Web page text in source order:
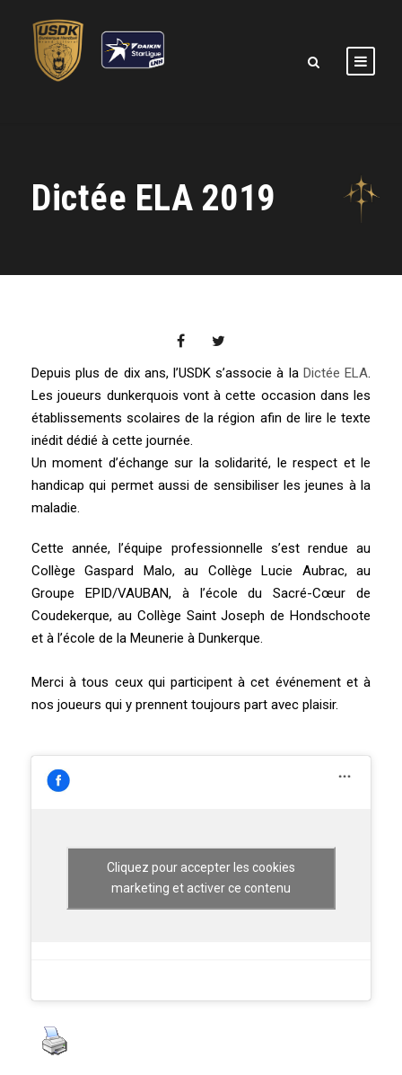
Dictée ELA 2019
Depuis plus de dix ans, l’USDK s’associe à la Dictée ELA.
Les joueurs dunkerquois vont à cette occasion dans les
établissements scolaires de la région afin de lire le texte
inédit dédié à cette journée.
Un moment d’échange sur la solidarité, le respect et le
handicap qui permet aussi de sensibiliser les jeunes à la
maladie.
Cette année, l’équipe professionnelle s’est rendue au
Collège Gaspard Malo, au Collège Lucie Aubrac, au
Groupe EPID/VAUBAN, à l’école du Sacré-Cœur de
Coudekerque, au Collège Saint Joseph de Hondschoote
et à l’école de la Meunerie à Dunkerque.
Merci à tous ceux qui participent à cet événement et à
nos joueurs qui y prennent toujours part avec plaisir.
Cliquez pour accepter les cookies
marketing et activer ce contenu